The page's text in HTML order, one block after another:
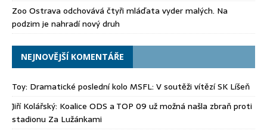
Zoo Ostrava odchovává čtyři mláďata vyder malých. Na
podzim je nahradí nový druh
NEJNOVĚJŠÍ KOMENTÁŘE
Toy: Dramatické poslední kolo MSFL: V soutěži vítězí SK Líšeň
Jiří Kolářský: Koalice ODS a TOP 09 už možná našla zbraň proti
stadionu Za Lužánkami